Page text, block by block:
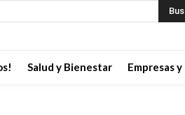
Salud y Bienestar Empresas